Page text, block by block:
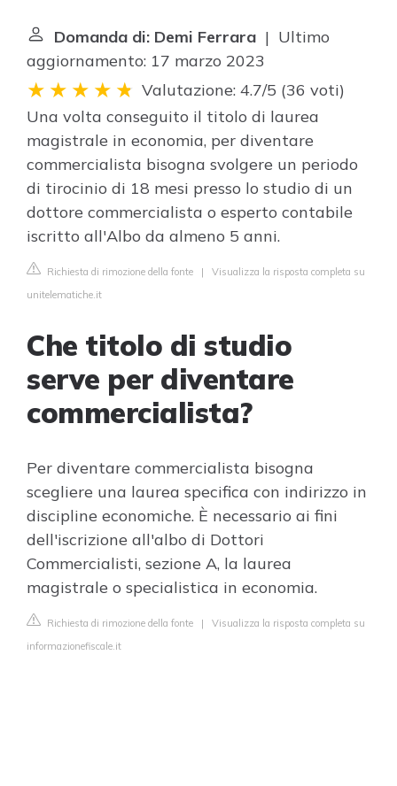
Domanda di: Demi Ferrara | Ultimo
aggiornamento: 17 marzo 2023
Valutazione: 4.7/5 (36 voti)
Una volta conseguito il titolo di laurea
magistrale in economia, per diventare
commercialista bisogna svolgere un periodo
di tirocinio di 18 mesi presso lo studio di un
dottore commercialista o esperto contabile
iscritto all'Albo da almeno 5 anni.
Richiesta di rimozione della fonte | Visualizza la risposta completa su
unitelematiche.it
Che titolo di studio
serve per diventare
commercialista?
Per diventare commercialista bisogna
scegliere una laurea specifica con indirizzo in
discipline economiche. È necessario ai fini
dell'iscrizione all'albo di Dottori
Commercialisti, sezione A, la laurea
magistrale o specialistica in economia.
Richiesta di rimozione della fonte | Visualizza la risposta completa su
informazionefiscale.it